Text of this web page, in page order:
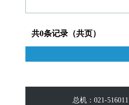
共0条记录（共页）
总机：021-